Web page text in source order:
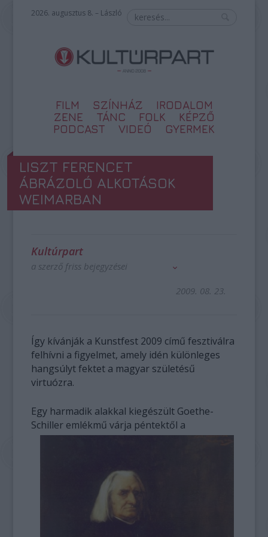
2026. augusztus 8. – László
FILM SZÍNHÁZ
IRODALOM
ZENE
TÁNC FOLK
KÉPZŐ
PODCAST
VIDEÓ GYERMEK
LISZT FERENCET
ÁBRÁZOLÓ ALKOTÁSOK
WEIMARBAN
Kultúrpart
a szerző friss bejegyzései
2009. 08. 23.
Így kívánják a Kunstfest 2009 című fesztiválra
felhívni a figyelmet, amely idén különleges
hangsúlyt fektet a magyar születésű
virtuózra.
Egy harmadik alakkal kiegészült Goethe-
Schiller emlékmű várja péntektől a